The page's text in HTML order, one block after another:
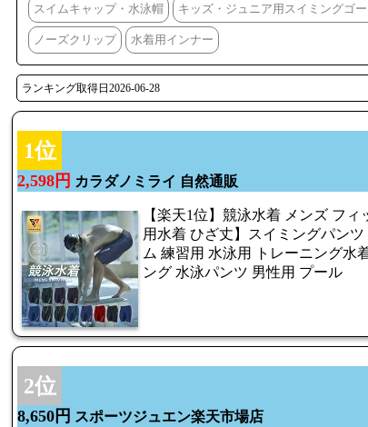
スイムキャップ・水泳帽 キッズ・ジュニア用スイミングゴ
ノーズクリップ 水着用インナー
ランキング取得日2026-06-28
1位
2,598円 カラダノミライ 自然通販
【楽天1位】競泳水着 メンズ フ
用水着 ひざ丈】スイミングパン
ム 練習用 水泳用 トレーニング水
ング 水泳パンツ 男性用 プール
2位
8,650円 スポーツジュエン楽天市場店